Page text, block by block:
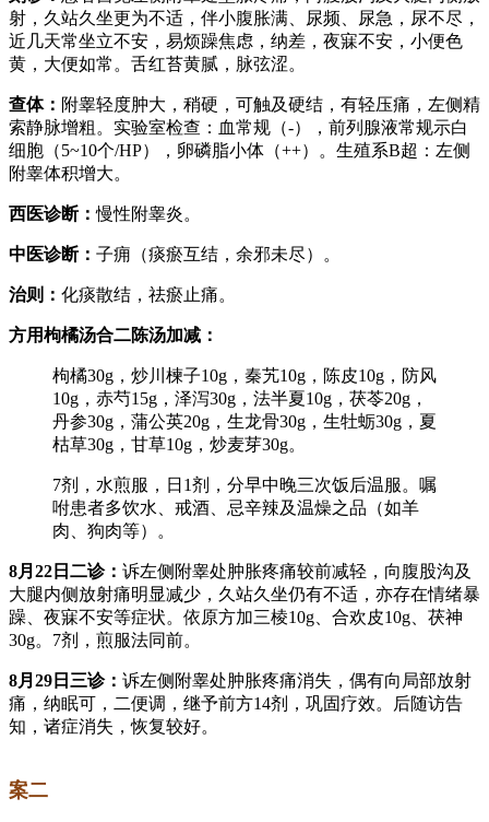
射，久站久坐更为不适，伴小腹胀满、尿频、尿急，尿不尽，
近几天常坐立不安，易烦躁焦虑，纳差，夜寐不安，小便色
黄，大便如常。舌红苔黄腻，脉弦涩。
查体： 附睾轻度肿大，稍硬，可触及硬结，有轻压痛，左侧精
索静脉增粗。实验室检查：血常规（-），前列腺液常规示白
细胞（5~10个/HP），卵磷脂小体（++）。生殖系B超：左侧
附睾体积增大。
西医诊断：慢性附睾炎。
中医诊断： 子痈（痰瘀互结，余邪未尽）。
治则： 化痰散结，祛瘀止痛。
方用枸橘汤合二陈汤加减：
枸橘30g，炒川楝子10g，秦艽10g，陈皮10g，防风
10g，赤芍15g，泽泻30g，法半夏10g，茯苓20g，
丹参30g，蒲公英20g，生龙骨30g，生牡蛎30g，夏
枯草30g，甘草10g，炒麦芽30g。
7剂，水煎服，日1剂，分早中晚三次饭后温服。嘱
咐患者多饮水、戒酒、忌辛辣及温燥之品（如羊
肉、狗肉等）。
8月22日二诊： 诉左侧附睾处肿胀疼痛较前减轻，向腹股沟及
大腿内侧放射痛明显减少，久站久坐仍有不适，亦存在情绪暴
躁、夜寐不安等症状。依原方加三棱10g、合欢皮10g、茯神
30g。7剂，煎服法同前。
8月29日三诊： 诉左侧附睾处肿胀疼痛消失，偶有向局部放射
痛，纳眠可，二便调，继予前方14剂，巩固疗效。后随访告
知，诸症消失，恢复较好。
案二